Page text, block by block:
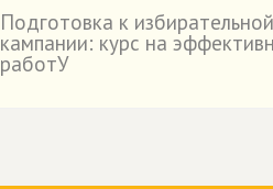
Подготовка к избирательной
кампании: курс на
работУ